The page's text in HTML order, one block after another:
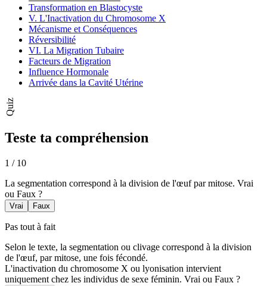
Transformation en Blastocyste
V. L'Inactivation du Chromosome X
Mécanisme et Conséquences
Réversibilité
VI. La Migration Tubaire
Facteurs de Migration
Influence Hormonale
Arrivée dans la Cavité Utérine
Quiz
Teste ta compréhension
1 / 10
La segmentation correspond à la division de l'œuf par mitose. Vrai
ou Faux ?
Vrai Faux
Pas tout à fait
Selon le texte, la segmentation ou clivage correspond à la division
de l'œuf, par mitose, une fois fécondé.
L'inactivation du chromosome X ou lyonisation intervient
uniquement chez les individus de sexe féminin. Vrai ou Faux ?